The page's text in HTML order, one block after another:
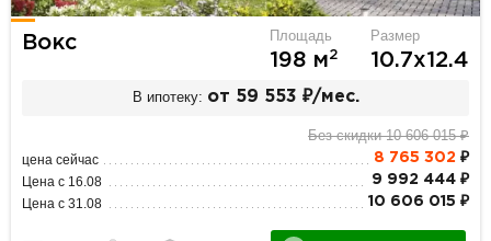
Вокс Площадь
198 м2
Размер
10.7х12.4
В ипотеку: от 59 553 ₽/мес.
Без скидки 10 606 015 ₽
цена сейчас 8 765 302 ₽
Цена с 16.08 9 992 444 ₽
Цена с 31.08 10 606 015 ₽